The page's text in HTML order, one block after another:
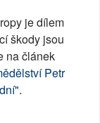
je dílem
škody jsou
na článek
Petr
.